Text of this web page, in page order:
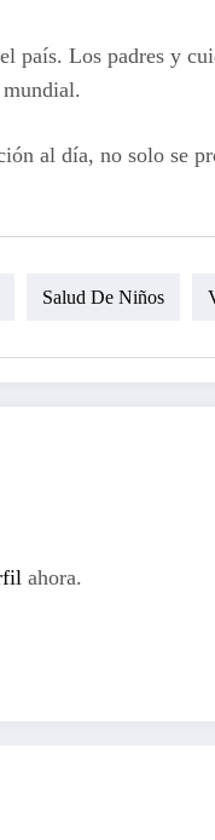
país. Los padres y
mundial.
al día, no solo se
Salud De Niños
ahora.